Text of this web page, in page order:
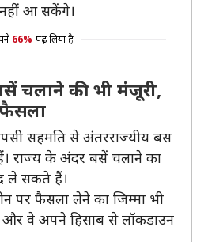
आ सकेंगे।
66% पढ़ लिया है
चलाने की भी मंजूरी,
फैसला
सहमति से अंतरराज्यीय बस
राज्य के अंदर बसें चलाने का
ले सकते हैं।
पर फैसला लेने का जिम्मा भी
और वे अपने हिसाब से लॉकडाउन